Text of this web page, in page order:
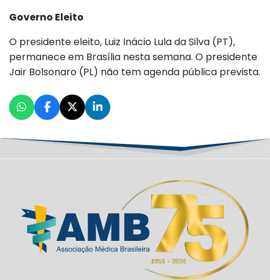
Governo Eleito
O presidente eleito, Luiz Inácio Lula da Silva (PT),
permanece em Brasília nesta semana. O presidente
Jair Bolsonaro (PL) não tem agenda pública prevista.